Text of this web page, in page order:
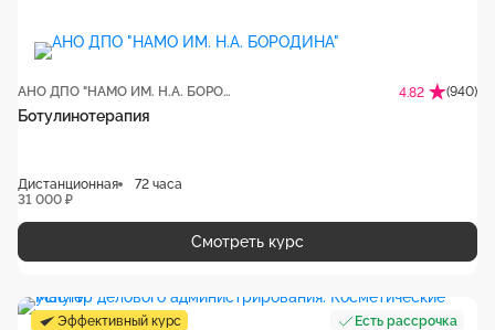
АНО ДПО "НАМО ИМ. Н.А. БОРОДИНА" 4.82 (940)
Ботулинотерапия
Дистанционная
72 часа
31 000 ₽
Смотреть курс
Эффективный курс Есть рассрочка